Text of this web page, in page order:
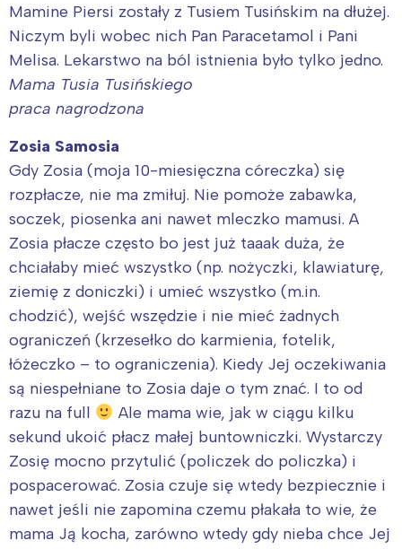
Mamine Piersi zostały z Tusiem Tusińskim na dłużej.
Niczym byli wobec nich Pan Paracetamol i Pani
Melisa. Lekarstwo na ból istnienia było tylko jedno.
Mama Tusia Tusińskiego
praca nagrodzona
Zosia Samosia
Gdy Zosia (moja 10-miesięczna córeczka) się
rozpłacze, nie ma zmiłuj. Nie pomoże zabawka,
soczek, piosenka ani nawet mleczko mamusi. A
Zosia płacze często bo jest już taaak duża, że
chciałaby mieć wszystko (np. nożyczki, klawiaturę,
ziemię z doniczki) i umieć wszystko (m.in.
chodzić), wejść wszędzie i nie mieć żadnych
ograniczeń (krzesełko do karmienia, fotelik,
łóżeczko – to ograniczenia). Kiedy Jej oczekiwania
są niespełniane to Zosia daje o tym znać. I to od
razu na full
Ale mama wie, jak w ciągu kilku
sekund ukoić płacz małej buntowniczki. Wystarczy
Zosię mocno przytulić (policzek do policzka) i
pospacerować. Zosia czuje się wtedy bezpiecznie i
nawet jeśli nie zapomina czemu płakała to wie, że
mama Ją kocha, zarówno wtedy gdy nieba chce Jej